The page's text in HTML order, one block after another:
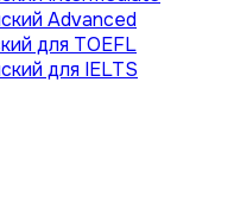
Advanced
для TOEFL
для IELTS